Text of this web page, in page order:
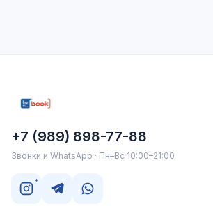
+7 (989) 898-77-88
Звонки и WhatsApp · Пн–Вс 10:00–21:00
*